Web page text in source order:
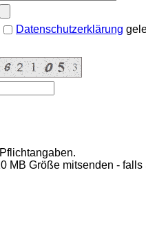
Datenschutzerklärung
MB Größe mitsenden -